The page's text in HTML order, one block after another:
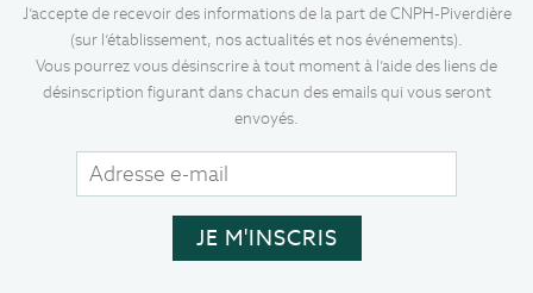
J’accepte de recevoir des informations de la part de CNPH-Piverdière
(sur l’établissement, nos actualités et nos événements).
Vous pourrez vous désinscrire à tout moment à l’aide des liens de
désinscription figurant dans chacun des emails qui vous seront
envoyés.